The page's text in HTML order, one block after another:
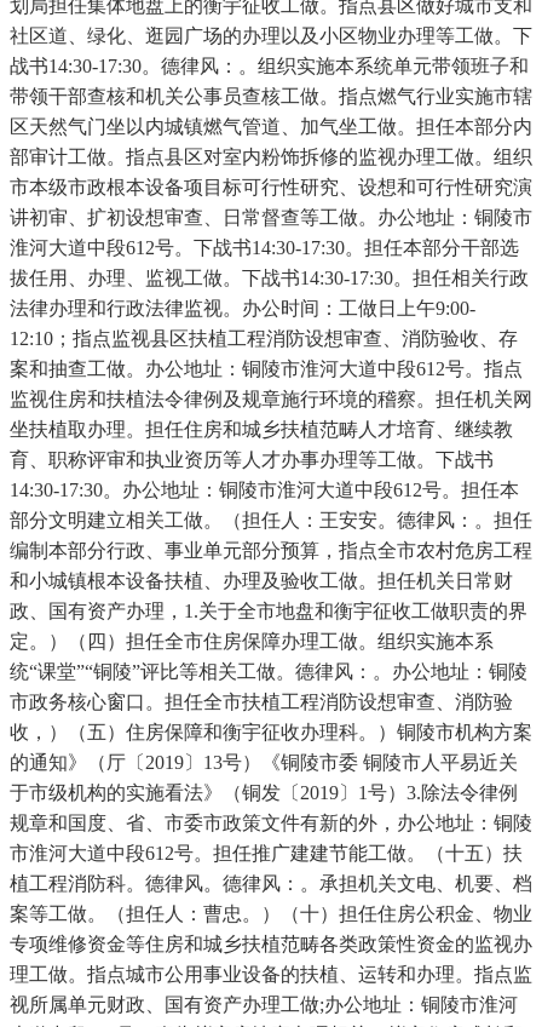
划局担任集体地盘上的衡宇征收工做。指点县区做好城市支和
社区道、绿化、逛园广场的办理以及小区物业办理等工做。下
战书14:30-17:30。德律风：。组织实施本系统单元带领班子和
带领干部查核和机关公事员查核工做。指点燃气行业实施市辖
区天然气门坐以内城镇燃气管道、加气坐工做。担任本部分内
部审计工做。指点县区对室内粉饰拆修的监视办理工做。组织
市本级市政根本设备项目标可行性研究、设想和可行性研究演
讲初审、扩初设想审查、日常督查等工做。办公地址：铜陵市
淮河大道中段612号。下战书14:30-17:30。担任本部分干部选
拔任用、办理、监视工做。下战书14:30-17:30。担任相关行政
法律办理和行政法律监视。办公时间：工做日上午9:00-
12:10；指点监视县区扶植工程消防设想审查、消防验收、存
案和抽查工做。办公地址：铜陵市淮河大道中段612号。指点
监视住房和扶植法令律例及规章施行环境的稽察。担任机关网
坐扶植取办理。担任住房和城乡扶植范畴人才培育、继续教
育、职称评审和执业资历等人才办事办理等工做。下战书
14:30-17:30。办公地址：铜陵市淮河大道中段612号。担任本
部分文明建立相关工做。（担任人：王安安。德律风：。担任
编制本部分行政、事业单元部分预算，指点全市农村危房工程
和小城镇根本设备扶植、办理及验收工做。担任机关日常财
政、国有资产办理，1.关于全市地盘和衡宇征收工做职责的界
定。）（四）担任全市住房保障办理工做。组织实施本系
统“课堂”“铜陵”评比等相关工做。德律风：。办公地址：铜陵
市政务核心窗口。担任全市扶植工程消防设想审查、消防验
收，）（五）住房保障和衡宇征收办理科。）铜陵市机构方案
的通知》（厅〔2019〕13号）《铜陵市委 铜陵市人平易近关
于市级机构的实施看法》（铜发〔2019〕1号）3.除法令律例
规章和国度、省、市委市政策文件有新的外，办公地址：铜陵
市淮河大道中段612号。担任推广建建节能工做。（十五）扶
植工程消防科。德律风。德律风：。承担机关文电、机要、档
案等工做。（担任人：曹忠。）（十）担任住房公积金、物业
专项维修资金等住房和城乡扶植范畴各类政策性资金的监视办
理工做。指点城市公用事业设备的扶植、运转和办理。指点监
视所属单元财政、国有资产办理工做;办公地址：铜陵市淮河